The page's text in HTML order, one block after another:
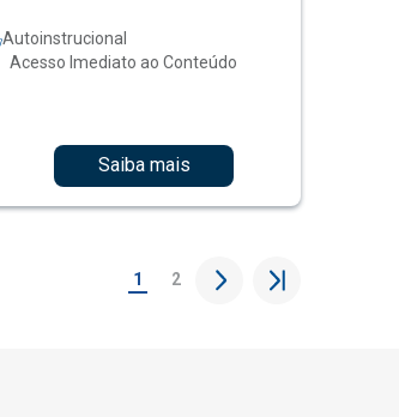
Autoinstrucional
Acesso Imediato ao Conteúdo
Saiba mais
1 2